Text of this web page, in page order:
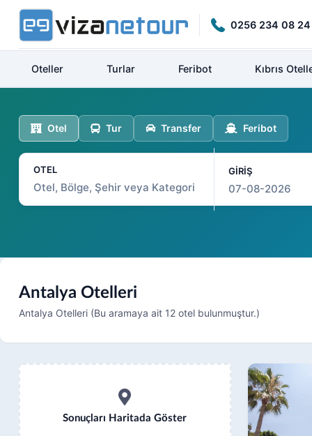
0256 234 08 24
Oteller Turlar Feribot Kıbrıs
Otel Tur Transfer Feribot
OTEL GİRİŞ
Antalya Otelleri
Antalya Otelleri (Bu aramaya ait 12 otel bulunmuştur.)
Sonuçları Haritada Göster